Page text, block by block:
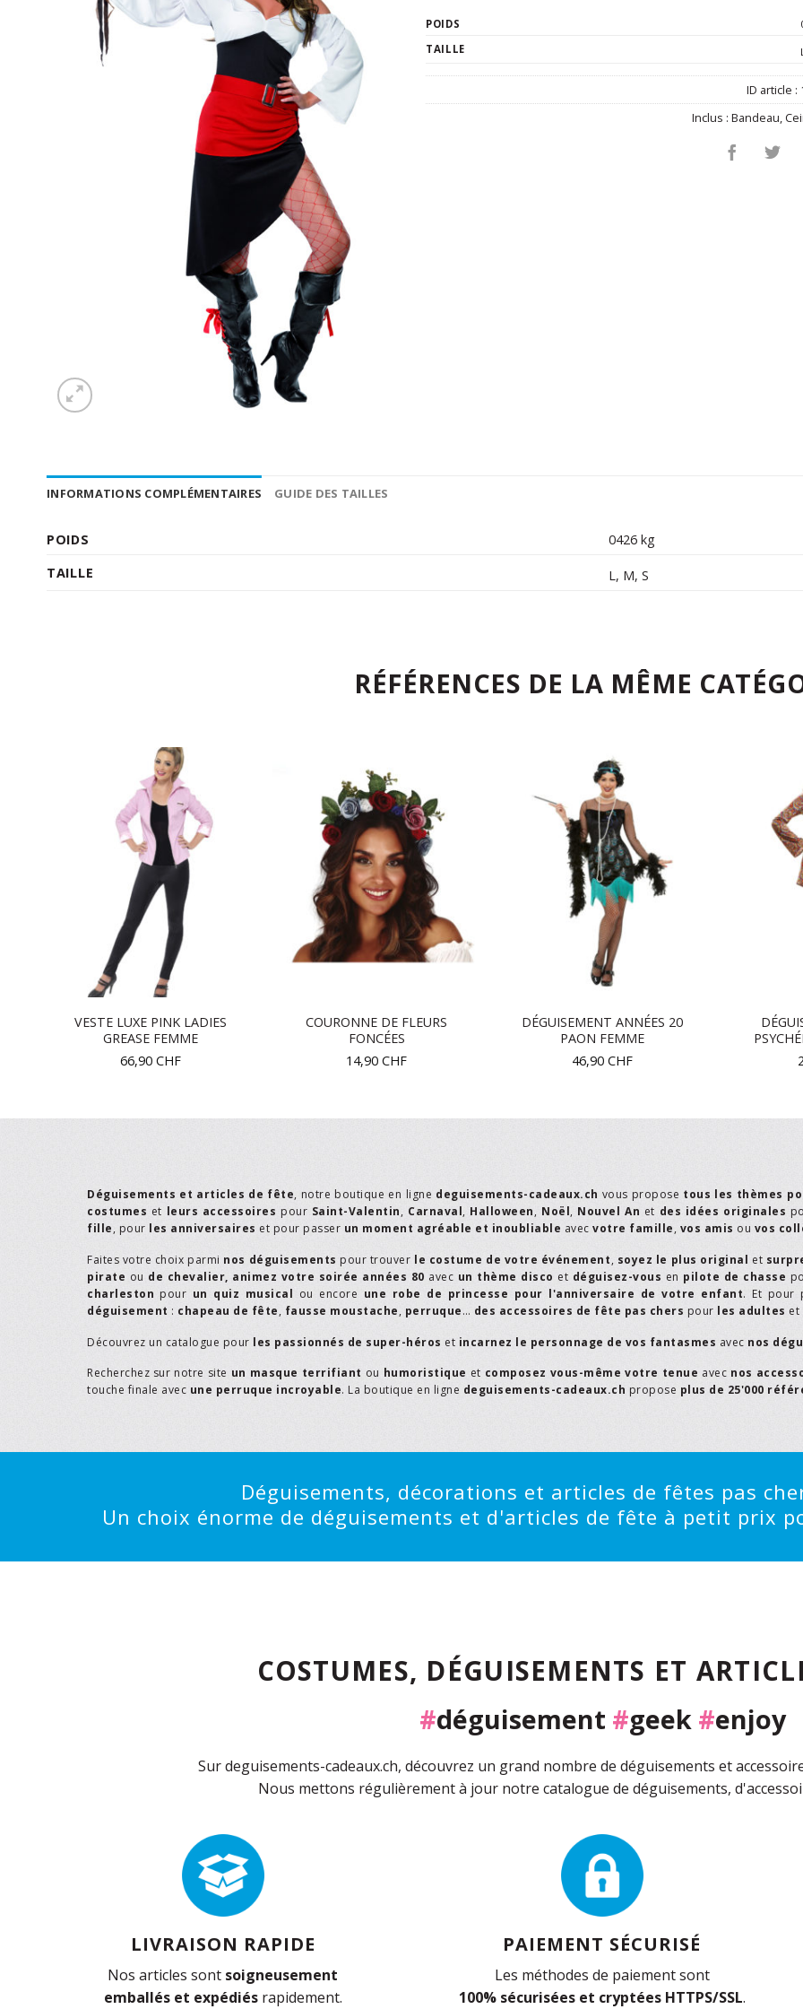
POIDS
TAILLE
ID article :
Inclus :Bandeau ,
INFORMATIONS COMPLÉMENTAIRES GUIDE DES TAILLES
POIDS
0426 kg
TAILLE
L, M,S
RÉFÉRENCES DE LA MÊME
VESTE LUXE PINK LADIES
GREASE FEMME
66,90 CHF
COURONNE DE FLEURS
FONCÉES
14,90 CHF
DÉGUISEMENT ANNÉES 20
PAON FEMME
46,90 CHF
Déguisements et articles de fête, notre boutique en ligne deguisements-cadeaux.ch vous propose tous les thèmes
costumes et leurs accessoires pour Saint-Valentin, Carnaval, Halloween, Noël, Nouvel An et des idées originales
fille, pour les anniversaires et pour passer un moment agréable et inoubliable avec votre famille, vos amis ou vos
Faites votre choix parmi nos déguisements pour trouver le costume de votre événement, soyez le plus original et
pirate ou de chevalier, animez votre soirée années 80 avec un thème disco et déguisez-vous en pilote de chasse
charleston pour un quiz musical ou encore une robe de princesse pour l'anniversaire de votre enfant. Et pour
déguisement : chapeau de fête, fausse moustache, perruque… des accessoires de fête pas chers pour les adultes et
Découvrez un catalogue pour les passionnés de super-héros et incarnez le personnage de vos fantasmes avec nos
Recherchez sur notre site un masque terrifiant ou humoristique et composez vous-même votre tenue avec nos
touche finale avec une perruque incroyable. La boutique en ligne deguisements-cadeaux.ch propose plus de 25'000
Déguisements, décorations et articles de fêtes pas
Un choix énorme de déguisements et d'articles de fête à petit prix
COSTUMES, DÉGUISEMENTS ET
#déguisement #geek #enjoy
Sur deguisements-cadeaux.ch, découvrez un grand nombre de déguisements et
Nous mettons régulièrement à jour notre catalogue de déguisements,
LIVRAISON RAPIDE
Nos articles sont soigneusement
emballés et expédiésrapidement.
PAIEMENT SÉCURISÉ
Les méthodes de paiement sont
100% sécurisées et cryptées HTTPS/SSL.